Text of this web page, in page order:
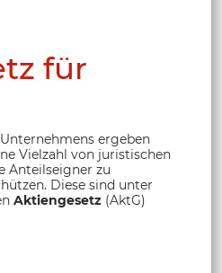
für
ergeben
Vielzahl von juristischen
Anteilseigner zu
Diese sind unter
Aktiengesetz (AktG)